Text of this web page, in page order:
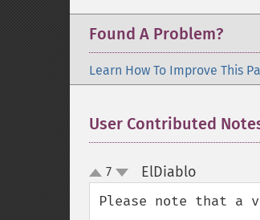
Found A Problem?
Learn How To Improve This
User Contributed
up
down
7 ElDiablo¶
Please note that a